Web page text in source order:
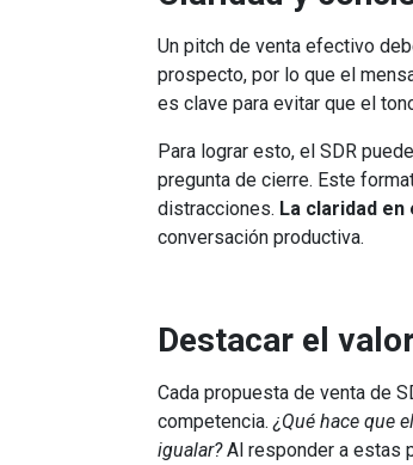
Un pitch de venta efectivo
prospecto, por lo que el
es clave para evitar que el
Para lograr esto, el SDR
pregunta de cierre. Este
distracciones. La claridad
conversación productiva.
Destacar el
Cada propuesta de venta de
competencia. ¿Qué hace que
igualar?Al responder a estas